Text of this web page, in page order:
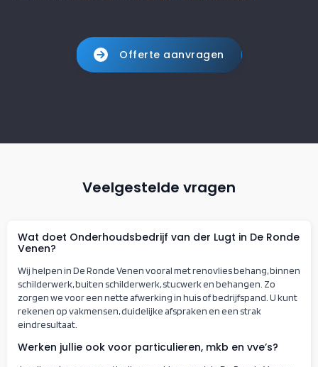
Offerte aanvragen
Veelgestelde vragen
Wat doet Onderhoudsbedrijf van der Lugt in De Ronde
Venen?
Wij helpen in De Ronde Venen vooral met renovlies behang, binnen
schilderwerk, buiten schilderwerk, stucwerk en behangen. Zo
zorgen we voor een nette afwerking in huis of bedrijfspand. U kunt
rekenen op vakmensen, duidelijke afspraken en een strak
eindresultaat.
Werken jullie ook voor particulieren, mkb en vve’s?